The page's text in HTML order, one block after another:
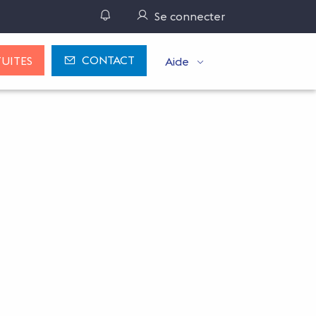
Gérer ses notifications
Se connecter
CONTACT Aide